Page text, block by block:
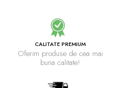
CALITATE PREMIUM
Oferim produse de cea mai
buna calitate!